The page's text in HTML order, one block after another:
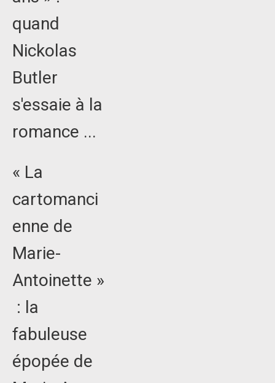
quand
Nickolas
Butler
s'essaie à la
romance ...
« La
cartomanci
enne de
Marie-
Antoinette »
: la
fabuleuse
épopée de